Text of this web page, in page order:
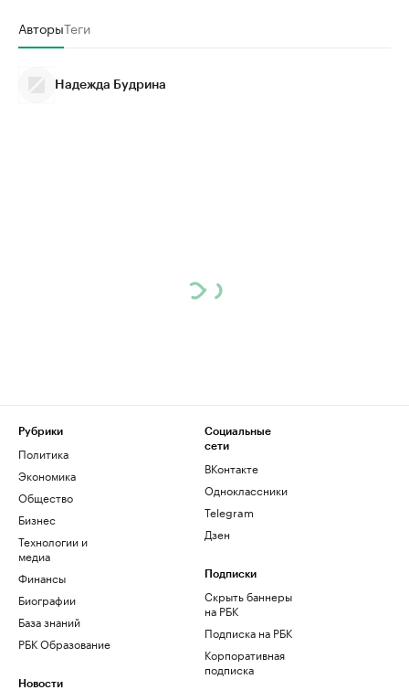
АвторыТеги
Надежда Будрина
Рубрики
Политика
Экономика
Общество
Бизнес
Технологии и
медиа
Финансы
Биографии
База знаний
РБК Образование
Новости
Социальные
сети
ВКонтакте
Одноклассники
Telegram
Дзен
Подписки
Скрыть баннеры
на РБК
Подписка на РБК
Корпоративная
подписка